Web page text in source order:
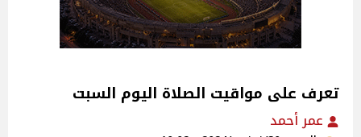
تعرف على مواقيت الصلاة اليوم السبت
عمر أحمد